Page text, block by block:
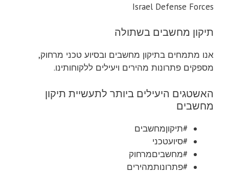
Israel Defense Forces
תיקון מחשבים בשתולה
אנו מתמחים בתיקון מחשבים ובסיוע טכני מרחוק,
מספקים פתרונות מהירים ויעילים ללקוחותינו.
האשטגים היעילים ביותר לתעשיית תיקון
מחשבים
#תיקוןמחשבים
#סיועטכני
#מחשביםמרחוק
#פתרונותמהירים